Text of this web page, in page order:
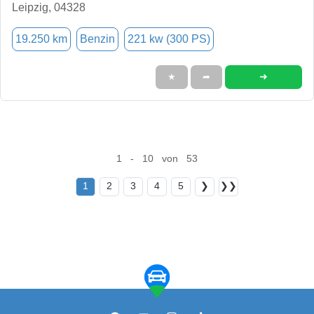
Leipzig, 04328
19.250 km Benzin 221 kw (300 PS)
★ ➦ ➜
1 - 10 von 53
1 2 3 4 5 ❯ ❯❯